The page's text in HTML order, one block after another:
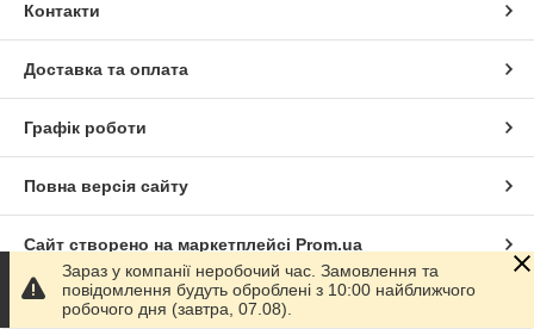
Контакти
Доставка та оплата
Графік роботи
Повна версія сайту
Сайт створено на маркетплейсі Prom.ua
Політика конфіденційності
Зараз у компанії неробочий час. Замовлення та
повідомлення будуть оброблені з 10:00 найближчого
робочого дня (завтра, 07.08).